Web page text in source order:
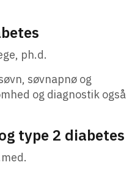
ph.d.
søvnapnø og
og diagnostik også
type 2 diabetes